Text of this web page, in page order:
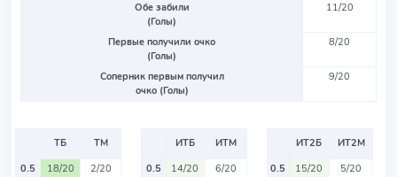
Обе забили
(Голы)
11/20
Первые получили очко
(Голы)
8/20
Соперник первым получил
очко (Голы)
9/20
ТБ
ТМ
0.5
18/20
2/20
ИТБ
ИТМ
0.5
14/20
6/20
ИТ2Б
ИТ2М
0.5
15/20
5/20